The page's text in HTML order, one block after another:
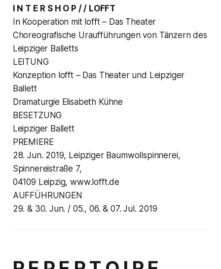
I N T E R S H O P / / LOFFT
In Kooperation mit lofft – Das Theater
Choreografische Uraufführungen von Tänzern des
Leipziger Balletts
LEITUNG
Konzeption lofft – Das Theater und Leipziger
Ballett
Dramaturgie Elisabeth Kühne
BESETZUNG
Leipziger Ballett
PREMIERE
28. Jun. 2019, Leipziger Baumwollspinnerei,
Spinnereistraße 7,
04109 Leipzig, www.lofft.de
AUFFÜHRUNGEN
29. & 30. Jun. / 05., 06. & 07. Jul. 2019